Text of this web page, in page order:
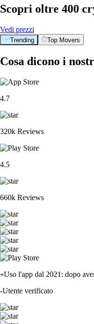
Scopri oltre 400
Vedi prezzi
Trending Top Movers
Cosa dicono i
4.7
320k Reviews
4.5
660k Reviews
«Uso l'app dal 2021: dopo
-Utente verificato